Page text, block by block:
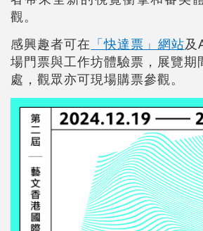
觀。
感興趣者可在 「快達票」網站及
場門票與工作坊體驗票，展覽期
處，觀眾亦可現場購票參觀。